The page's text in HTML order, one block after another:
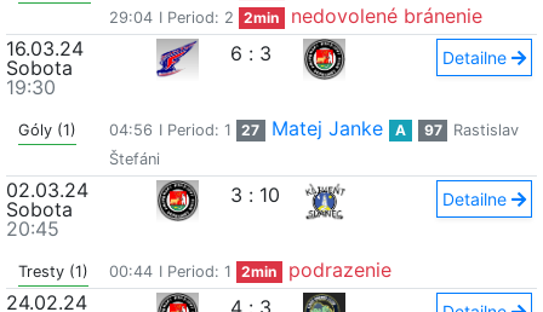
29:04 I Period: 2 2min
nedovolené bránenie
16.03.24
Sobota
19:30
6 : 3 Detailne
Góly (1) 04:56 I Period: 1 27 Matej Janke A 97
Rastislav
Štefáni
02.03.24
Sobota
20:45
3 : 10 Detailne
Tresty (1) 00:44 I Period: 1 2min
podrazenie
24.02.24
4 : 3